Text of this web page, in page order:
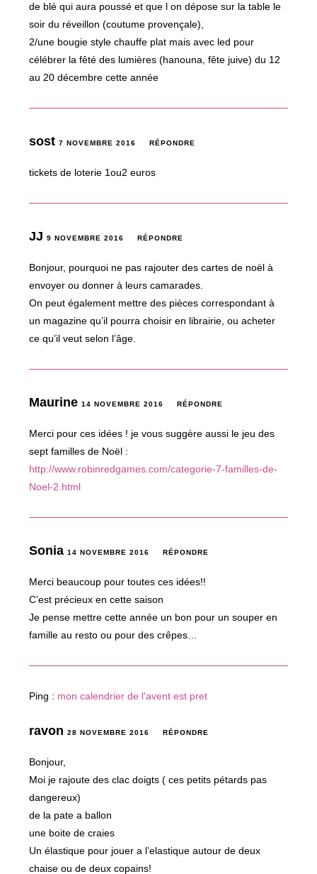
de blé qui aura poussé et que l on dépose sur la table le
soir du réveillon (coutume provençale),
2/une bougie style chauffe plat mais avec led pour
célébrer la fêté des lumières (hanouna, fête juive) du 12
au 20 décembre cette année
sost7 NOVEMBRE 2016 RÉPONDRE
tickets de loterie 1ou2 euros
JJ9 NOVEMBRE 2016 RÉPONDRE
Bonjour, pourquoi ne pas rajouter des cartes de noël à
envoyer ou donner à leurs camarades.
On peut également mettre des pièces correspondant à
un magazine qu’il pourra choisir en librairie, ou acheter
ce qu’il veut selon l’âge.
Maurine14 NOVEMBRE 2016 RÉPONDRE
Merci pour ces idées ! je vous suggère aussi le jeu des
sept familles de Noël :
http://www.robinredgames.com/categorie-7-familles-de-
Noel-2.html
Sonia14 NOVEMBRE 2016 RÉPONDRE
Merci beaucoup pour toutes ces idées!!
C’est précieux en cette saison
Je pense mettre cette année un bon pour un souper en
famille au resto ou pour des crêpes…
Ping : mon calendrier de l'avent est pret
ravon28 NOVEMBRE 2016 RÉPONDRE
Bonjour,
Moi je rajoute des clac doigts ( ces petits pétards pas
dangereux)
de la pate a ballon
une boite de craies
Un élastique pour jouer a l’elastique autour de deux
chaise ou de deux copains!